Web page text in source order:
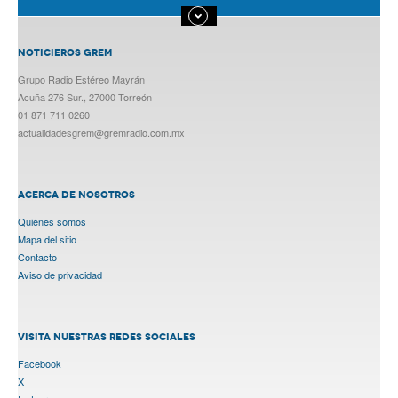
NOTICIEROS GREM
Grupo Radio Estéreo Mayrán
Acuña 276 Sur., 27000 Torreón
01 871 711 0260
actualidadesgrem@gremradio.com.mx
ACERCA DE NOSOTROS
Quiénes somos
Mapa del sitio
Contacto
Aviso de privacidad
VISITA NUESTRAS REDES SOCIALES
Facebook
X